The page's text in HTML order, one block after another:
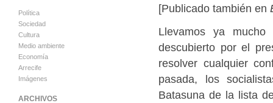
[Publicado también en
Llevamos ya mucho
descubierto por el
resolver cualquier
pasada, los
Batasuna de la lista
Política
Sociedad
Cultura
Medio ambiente
Economía
Arrecife
Imágenes
ARCHIVOS